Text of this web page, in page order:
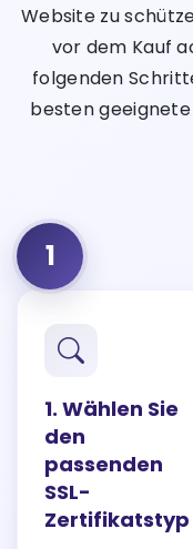
Website zu
vor dem Kauf
folgenden
besten
1
1. Wählen Sie
den
passenden
SSL-
Zertifikatstyp